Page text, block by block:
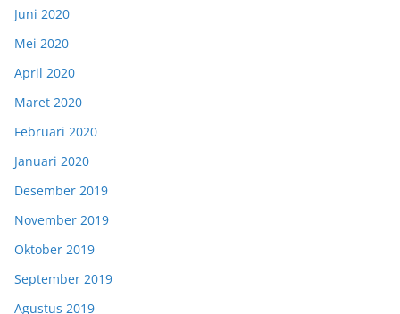
Juni 2020
Mei 2020
April 2020
Maret 2020
Februari 2020
Januari 2020
Desember 2019
November 2019
Oktober 2019
September 2019
Agustus 2019